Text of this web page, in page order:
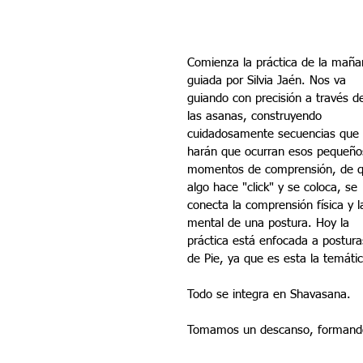
Comienza la práctica de la
guiada por Silvia Jaén. Nos va
guiando con precisión a través
las asanas, construyendo
cuidadosamente secuencias que
harán que ocurran esos
momentos de comprensión, de
algo hace "click" y se coloca, se
conecta la comprensión física y
mental de una postura. Hoy la
práctica está enfocada a
de Pie, ya que es esta la
Todo se integra en Shavasana.
Tomamos un descanso,